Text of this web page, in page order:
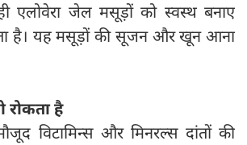
एलोवेरा जेल मसूड़ों को स्वस्थ बनाए
है। यह मसूड़ों की सूजन और खून आना
रोकता है
विटामिन्स और मिनरल्स दांतों की